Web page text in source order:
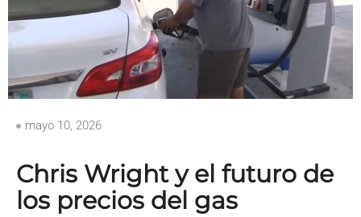
mayo 10, 2026
Chris Wright y el futuro de
los precios del gas